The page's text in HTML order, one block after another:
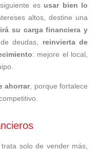
es usar bien lo
altos, destine una
su carga financiera y
deudas, reinvierta de
: mejore el local,
ahorrar, porque fortalece
solo de vender más,